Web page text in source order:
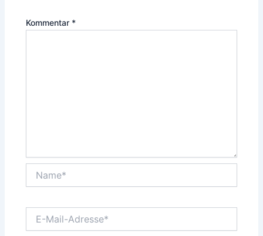
Kommentar *
Mail-